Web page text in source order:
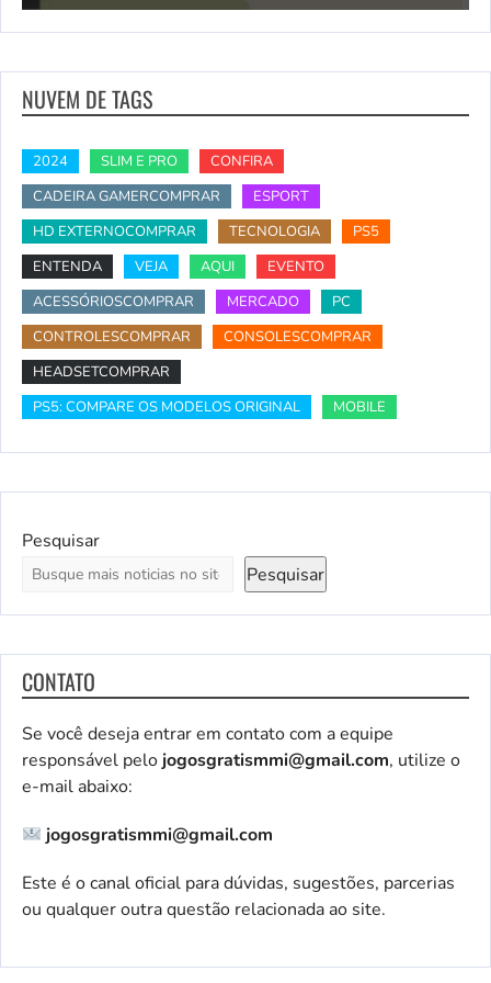
NUVEM DE TAGS
2024 SLIM E PRO
CONFIRA
CADEIRA GAMERCOMPRAR
ESPORT
HD EXTERNOCOMPRAR
TECNOLOGIA
PS5
ENTENDA
VEJA AQUI
EVENTO
ACESSÓRIOSCOMPRAR
MERCADO
PC
CONTROLESCOMPRAR
CONSOLESCOMPRAR
HEADSETCOMPRAR
PS5: COMPARE OS MODELOS ORIGINAL
MOBILE
Pesquisar
Pesquisar
CONTATO
Se você deseja entrar em contato com a equipe
responsável pelojogosgratismmi@gmail.com, utilize o
e-mail abaixo:
jogosgratismmi@gmail.com
Este é o canal oficial para dúvidas, sugestões, parcerias
ou qualquer outra questão relacionada ao site.